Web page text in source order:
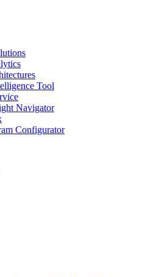
Tool
Navigator
Configurator